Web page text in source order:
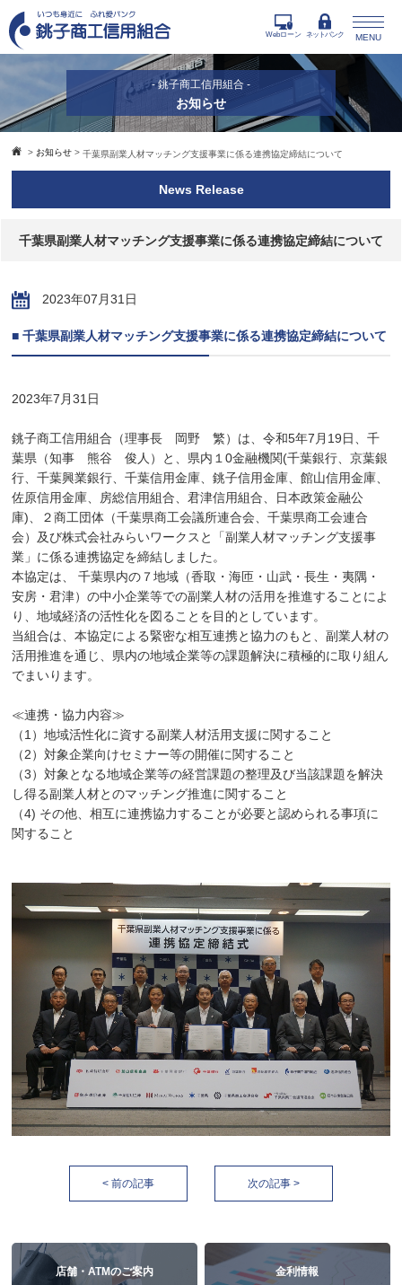
MENU
Webローン ネットバンク
- 銚子商工信用組合 -
お知らせ
> お知らせ >千葉県副業人材マッチング支援事業に係る連携協定締結について
News Release
千葉県副業人材マッチング支援事業に係る連携協定締結について
2023年07月31日
■ 千葉県副業人材マッチング支援事業に係る連携協定締結について
2023年7月31日
銚子商工信用組合（理事長 岡野 繁）は、令和5年7月19日、千
葉県（知事 熊谷 俊人）と、県内１0金融機関(千葉銀行、京葉銀
行、千葉興業銀行、千葉信用金庫、銚子信用金庫、館山信用金庫、
佐原信用金庫、房総信用組合、君津信用組合、日本政策金融公
庫)、２商工団体（千葉県商工会議所連合会、千葉県商工会連合
会）及び株式会社みらいワークスと「副業人材マッチング支援事
業」に係る連携協定を締結しました。
本協定は、 千葉県内の７地域（香取・海匝・山武・長生・夷隅・
安房・君津）の中小企業等での副業人材の活用を推進することによ
り、地域経済の活性化を図ることを目的としています。
当組合は、本協定による緊密な相互連携と協力のもと、副業人材の
活用推進を通じ、県内の地域企業等の課題解決に積極的に取り組ん
でまいります。
≪連携・協力内容≫
（1）地域活性化に資する副業人材活用支援に関すること
（2）対象企業向けセミナー等の開催に関すること
（3）対象となる地域企業等の経営課題の整理及び当該課題を解決
し得る副業人材とのマッチング推進に関すること
（4) その他、相互に連携協力することが必要と認められる事項に
関すること
< 前の記事 次の記事 >
店舗・ATMのご案内 金利情報